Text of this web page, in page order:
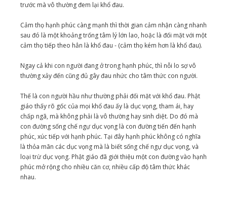
trước mà vô thường đem lại khổ đau.
Cảm thọ hạnh phúc càng mạnh thì thời gian cảm nhận càng nhanh
sau đó là một khoảng trống tâm lý lớn lao, hoặc là đối mặt với một
cảm thọ tiếp theo hẳn là khổ đau - (cảm thọ kém hơn là khổ đau).
Ngay cả khi con người đang ở trong hạnh phúc, thì nỗi lo sợ vô
thường xảy đến cũng đủ gây đau nhức cho tâm thức con người.
Thế là con người hầu như thường phải đối mặt với khổ đau. Phật
giáo thấy rõ gốc của mọi khổ đau ấy là dục vọng, tham ái, hay
chấp ngã, mà không phải là vô thường hay sinh diệt. Do đó mà
con đường sống chế ngự dục vọng là con đường tiến đến hạnh
phúc, xúc tiếp với hạnh phúc. Tại đây hạnh phúc không có nghĩa
là thỏa mãn các dục vọng mà là biết sống chế ngự dục vọng, và
loại trừ dục vọng. Phật giáo đã giới thiệu một con đường vào hạnh
phúc mở rộng cho nhiều căn cơ, nhiều cấp độ tâm thức khác
nhau.